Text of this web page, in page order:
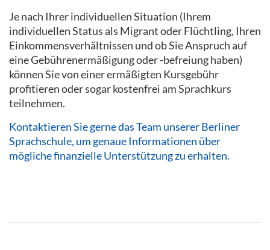
Je nach Ihrer individuellen Situation (Ihrem
individuellen Status als Migrant oder Flüchtling, Ihren
Einkommensverhältnissen und ob Sie Anspruch auf
eine Gebührenermäßigung oder -befreiung haben)
können Sie von einer ermäßigten Kursgebühr
profitieren oder sogar kostenfrei am Sprachkurs
teilnehmen.
Kontaktieren Sie gerne das Team unserer Berliner
Sprachschule, um genaue Informationen über
mögliche finanzielle Unterstützung zu erhalten.